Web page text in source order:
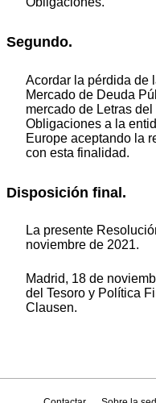
Segundo.
Acordar la pérdida de
Mercado de Deuda
mercado de Letras
Obligaciones a la
Europe aceptando la
con esta finalidad.
Disposición final.
La presente
noviembre de 2021.
Madrid, 18 de
del Tesoro y Política
Clausen.